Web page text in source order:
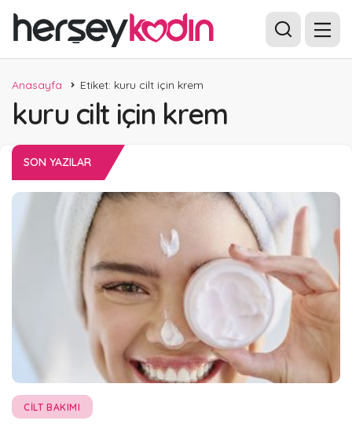
Anasayfa Etiket: kuru cilt için krem
kuru cilt için krem
SON YAZILAR
CILT BAKIMI